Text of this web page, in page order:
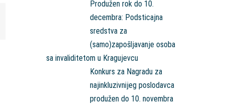
Produžen rok do 10.
decembra: Podsticajna
sredstva za
(samo)zapošljavanje osoba
sa invaliditetom u Kragujevcu
Konkurs za Nagradu za
najinkluzivnijeg poslodavca
produžen do 10. novembra